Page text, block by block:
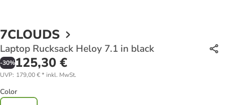
7CLOUDS
Laptop Rucksack Heloy 7.1 in black
-30%125,30 €
UVP: 179,00 €* inkl. MwSt.
Color